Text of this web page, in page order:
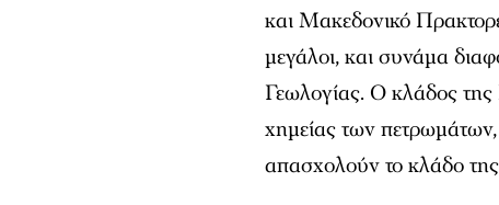
και Μακεδονικό
μεγάλοι, και συνάμα
Γεωλογίας. Ο κλάδος της
χημείας των
απασχολούν το κλάδο